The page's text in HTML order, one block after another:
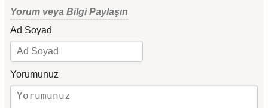
Yorum veya Bilgi Paylaşın
Ad Soyad
Yorumunuz